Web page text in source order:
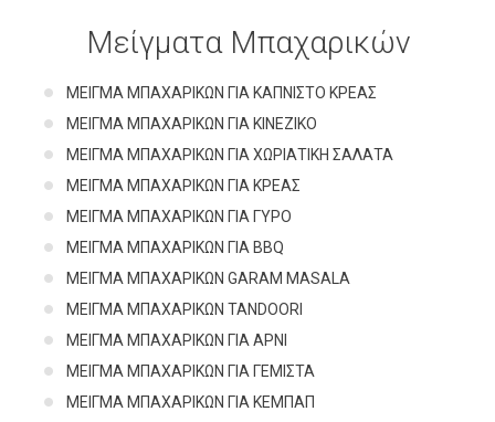
Μείγματα Μπαχαρικών
ΜΕΙΓΜΑ ΜΠΑΧΑΡΙΚΩΝ ΓΙΑ ΚΑΠΝΙΣΤΟ ΚΡΕΑΣ
ΜΕΙΓΜΑ ΜΠΑΧΑΡΙΚΩΝ ΓΙΑ ΚΙΝΕΖΙΚΟ
ΜΕΙΓΜΑ ΜΠΑΧΑΡΙΚΩΝ ΓΙΑ ΧΩΡΙΑΤΙΚΗ ΣΑΛΑΤΑ
ΜΕΙΓΜΑ ΜΠΑΧΑΡΙΚΩΝ ΓΙΑ ΚΡΕΑΣ
ΜΕΙΓΜΑ ΜΠΑΧΑΡΙΚΩΝ ΓΙΑ ΓΥΡΟ
ΜΕΙΓΜΑ ΜΠΑΧΑΡΙΚΩΝ ΓΙΑ BBQ
ΜΕΙΓΜΑ ΜΠΑΧΑΡΙΚΩΝ GARAM MASALA
ΜΕΙΓΜΑ ΜΠΑΧΑΡΙΚΩΝ TANDOORI
ΜΕΙΓΜΑ ΜΠΑΧΑΡΙΚΩΝ ΓΙΑ ΑΡΝΙ
ΜΕΙΓΜΑ ΜΠΑΧΑΡΙΚΩΝ ΓΙΑ ΓΕΜΙΣΤΑ
ΜΕΙΓΜΑ ΜΠΑΧΑΡΙΚΩΝ ΓΙΑ ΚΕΜΠΑΠ